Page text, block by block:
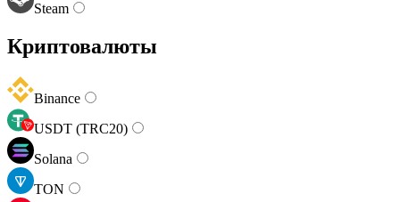
Steam
Криптовалюты
Binance
USDT (TRC20)
Solana
TON